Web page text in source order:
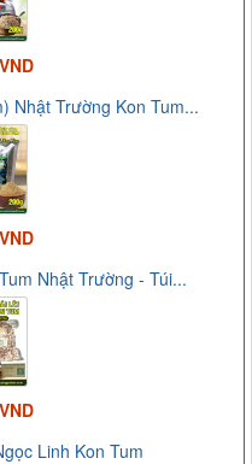
Nhật Trường Kon Tum...
Nhật Trường - Túi...
Linh Kon Tum